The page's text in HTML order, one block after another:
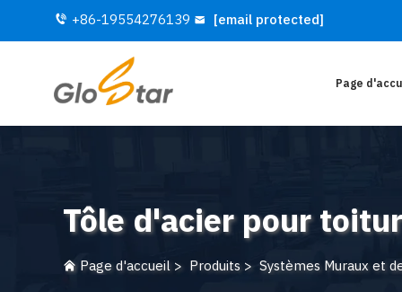
+86-19554276139 [email protected]
Page
Tôle d'acier pour
Page d'accueil > Produits > Systèmes Muraux et